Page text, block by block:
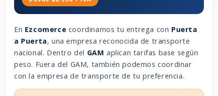
En Ezcomerce coordinamos tu entrega con Puerta
a Puerta, una empresa reconocida de transporte
nacional. Dentro del GAM aplican tarifas base según
peso. Fuera del GAM, también podemos coordinar
con la empresa de transporte de tu preferencia.